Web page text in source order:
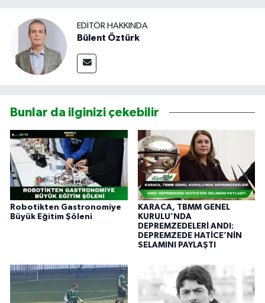
EDITÖR HAKKINDA
Bülent Öztürk
Bunlar da ilginizi çekebilir
Robotikten Gastronomiye
Büyük Eğitim Şöleni
KARACA, TBMM GENEL
KURULU’NDA
DEPREMZEDELERİ ANDI:
DEPREMZEDE HATİCE’NİN
SELAMINI PAYLAŞTI